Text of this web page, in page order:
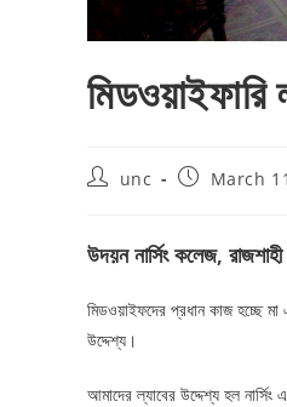
মিডওয়াইফারি
Postunc
PostMarch
উদয়ন নার্সিং কলেজ,
মিডওয়াইফদের প্রধান কাজ হচ্ছে মা
উদ্দেশ্য।
আমাদের ল্যাবের উদ্দেশ্য হল